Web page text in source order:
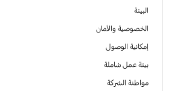
البيئة
الخصوصية والأمان
إمكانية الوصول
بيئة عمل شاملة
مواطنة الشركة